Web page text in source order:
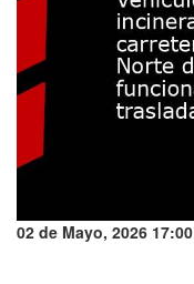
02 de Mayo, 2026 17:00